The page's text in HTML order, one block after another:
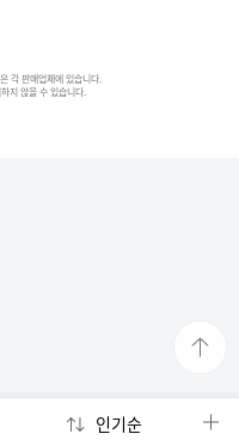
각 판매업체에 있습니다.
지 않을 수 있습니다.
인기순